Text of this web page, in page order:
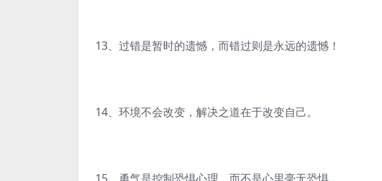
13、过错是暂时的遗憾，而错过则是永远的遗憾！
14、环境不会改变，解决之道在于改变自己。